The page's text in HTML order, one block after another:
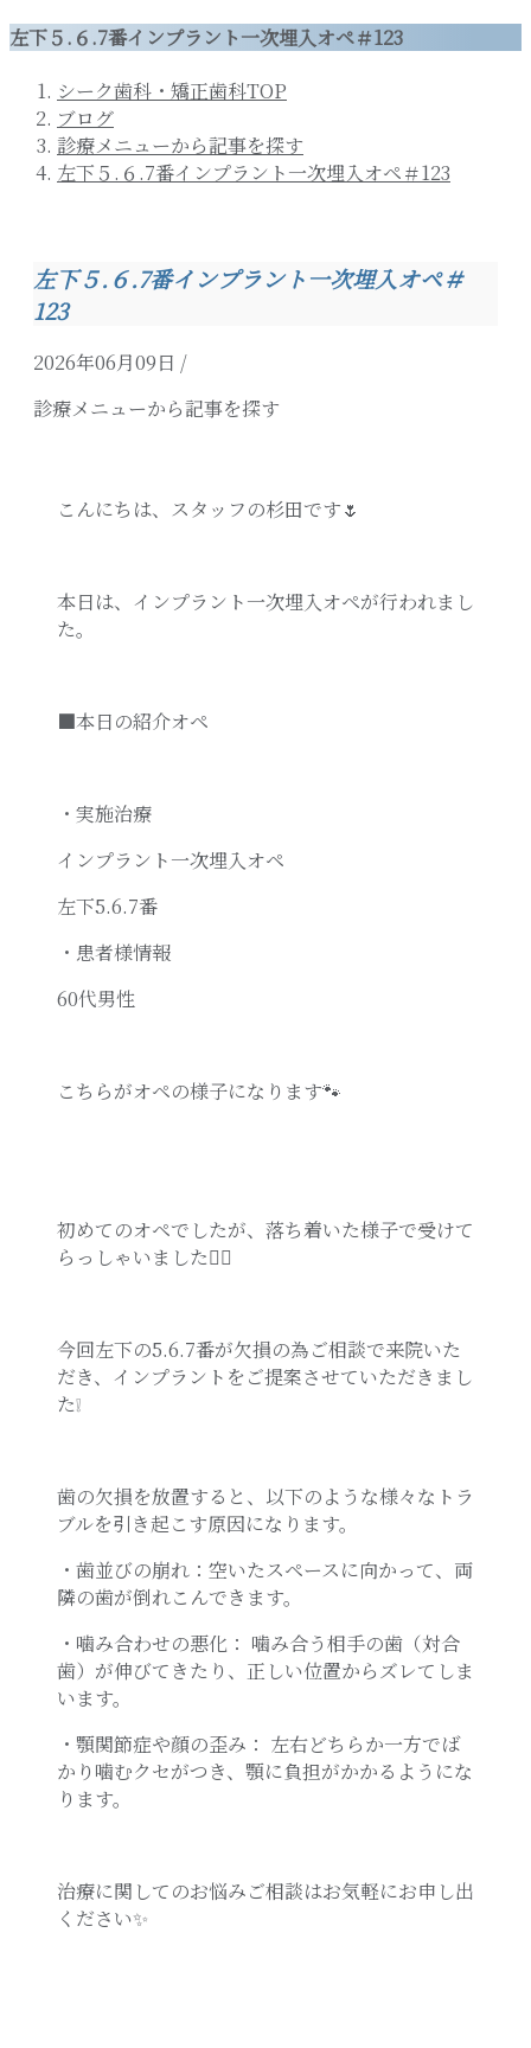
左下５.６.7番インプラント一次埋入オペ＃123
シーク歯科・矯正歯科TOP
ブログ
診療メニューから記事を探す
左下５.６.7番インプラント一次埋入オペ＃123
左下５.６.7番インプラント一次埋入オペ＃
123
2026年06月09日 /
診療メニューから記事を探す
こんにちは、スタッフの杉田です🌷
本日は、インプラント一次埋入オペが行われまし
た。
■本日の紹介オペ
・実施治療
インプラント一次埋入オペ
左下5.6.7番
・患者様情報
60代男性
こちらがオペの様子になります🐾
初めてのオペでしたが、落ち着いた様子で受けて
らっしゃいました🙂‍↕️
今回左下の5.6.7番が欠損の為ご相談で来院いた
だき、インプラントをご提案させていただきまし
た❕
歯の欠損を放置すると、以下のような様々なトラ
ブルを引き起こす原因になります。
・歯並びの崩れ：空いたスペースに向かって、両
隣の歯が倒れこんできます。
・噛み合わせの悪化： 噛み合う相手の歯（対合
歯）が伸びてきたり、正しい位置からズレてしま
います。
・顎関節症や顔の歪み： 左右どちらか一方でば
かり噛むクセがつき、顎に負担がかかるようにな
ります。
治療に関してのお悩みご相談はお気軽にお申し出
ください✨